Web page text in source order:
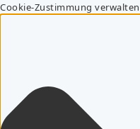
Cookie-Zustimmung verwalten